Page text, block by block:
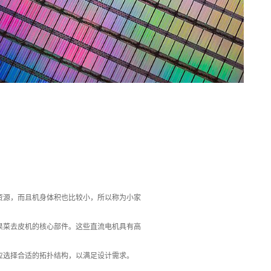
，而且机身体积也比较小，所以称为小家
去皮机的核心部件。这些直流电机具有高
择合适的拓扑结构，以满足设计需求。